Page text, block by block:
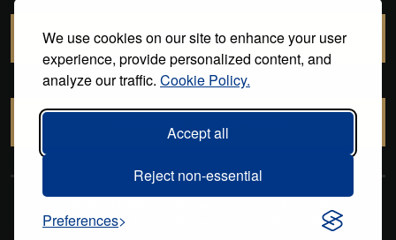
We use cookies on our site to enhance your user
experience, provide personalized content, and
analyze our traffic. Cookie Policy.
Accept all
Reject non-essential
Preferences
SUSCRIBIRSE
reservados. Desarrollado por